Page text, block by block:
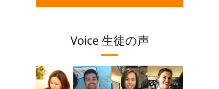
Voice 生徒の声